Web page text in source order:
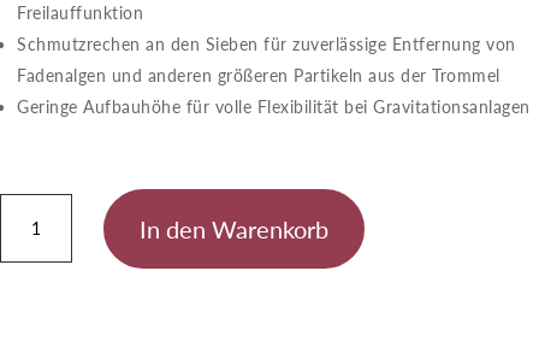
Freilauffunktion
Schmutzrechen an den Sieben für zuverlässige Entfernung von
Fadenalgen und anderen größeren Partikeln aus der Trommel
Geringe Aufbauhöhe für volle Flexibilität bei Gravitationsanlagen
Premium
Compact-
In den Warenkorb